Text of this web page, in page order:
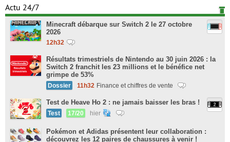
Actu 24/7
Minecraft débarque sur Switch 2 le 27 octobre
2026
12h32
Résultats trimestriels de Nintendo au 30 juin 2026 : la
Switch 2 franchit les 23 millions et le bénéfice net
grimpe de 53%
Dossier 11h32 Finance et chiffres de vente
Test de Heave Ho 2 : ne jamais baisser les bras !
Test 17/20 hier
Pokémon et Adidas présentent leur collaboration :
découvrez les 12 paires de chaussures à venir !